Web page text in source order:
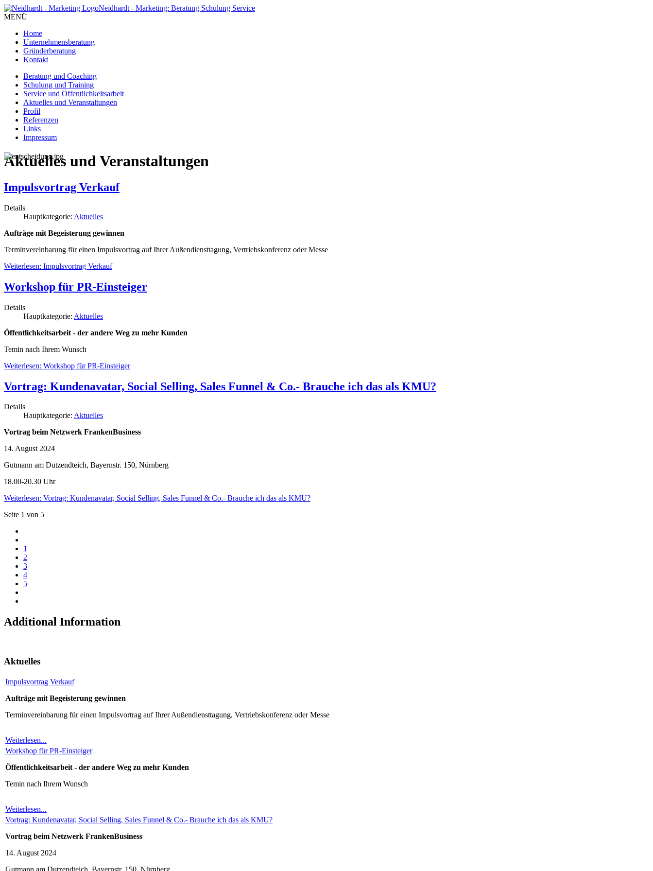
Neidhardt - Marketing: Beratung Schulung Service
MENÜ
Home
Unternehmensberatung
Gründerberatung
Kontakt
Beratung und Coaching
Schulung und Training
Service und Öffentlichkeitsarbeit
Aktuelles und Veranstaltungen
Profil
Referenzen
Links
Impressum
Aktuelles und Veranstaltungen
Impulsvortrag Verkauf
Details
Hauptkategorie: Aktuelles
Aufträge mit Begeisterung gewinnen
Terminvereinbarung für einen Impulsvortrag auf Ihrer Außendiensttagung, Vertriebskonferenz oder Messe
Weiterlesen: Impulsvortrag Verkauf
Workshop für PR-Einsteiger
Details
Hauptkategorie: Aktuelles
Öffentlichkeitsarbeit - der andere Weg zu mehr Kunden
Temin nach Ihrem Wunsch
Weiterlesen: Workshop für PR-Einsteiger
Vortrag: Kundenavatar, Social Selling, Sales Funnel & Co.- Brauche ich das als KMU?
Details
Hauptkategorie: Aktuelles
Vortrag beim Netzwerk FrankenBusiness
14. August 2024
Gutmann am Dutzendteich, Bayernstr. 150, Nürnberg
18.00-20.30 Uhr
Weiterlesen: Vortrag: Kundenavatar, Social Selling, Sales Funnel & Co.- Brauche ich das als KMU?
Seite 1 von 5
1
2
3
4
5
Additional Information
Aktuelles
Impulsvortrag Verkauf
Aufträge mit Begeisterung gewinnen
Terminvereinbarung für einen Impulsvortrag auf Ihrer Außendiensttagung, Vertriebskonferenz oder Messe
Weiterlesen...
Workshop für PR-Einsteiger
Öffentlichkeitsarbeit - der andere Weg zu mehr Kunden
Temin nach Ihrem Wunsch
Weiterlesen...
Vortrag: Kundenavatar, Social Selling, Sales Funnel & Co.- Brauche ich das als KMU?
Vortrag beim Netzwerk FrankenBusiness
14. August 2024
Gutmann am Dutzendteich, Bayernstr. 150, Nürnberg